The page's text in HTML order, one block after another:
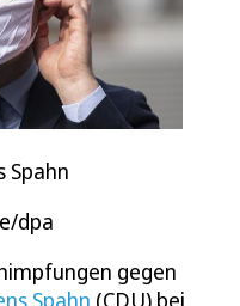
Spahn
dpa
gegen